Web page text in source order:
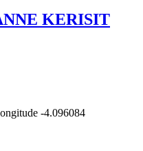
KERISIT
-4.096084